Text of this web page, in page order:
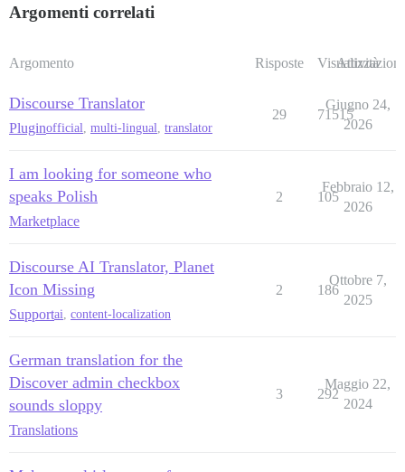
Argomenti correlati
Argomento Risposte Visualizzazioni
Attività
Discourse Translator
Pluginofficial, multi-lingual, translator
29 71515
Giugno 24,
2026
I am looking for someone who
speaks Polish
Marketplace
2 105
Febbraio 12,
2026
Discourse AI Translator, Planet
Icon Missing
Supportai, content-localization
2 186
Ottobre 7,
2025
German translation for the
Discover admin checkbox
sounds sloppy
Translations
3 292
Maggio 22,
2024